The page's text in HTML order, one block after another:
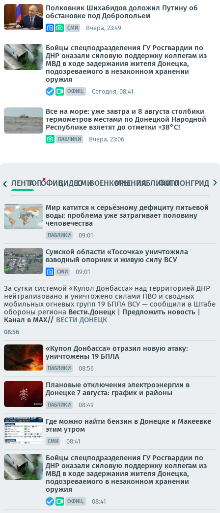
Полковник Шихабидов доложил Путину об
обстановке под Добропольем
СМИ Вчера, 23:49
Бойцы спецподразделения ГУ Росгвардии по
ДНР оказали силовую поддержку коллегам из
МВД в ходе задержания жителя Донецка,
подозреваемого в незаконном хранении
оружия
ОФИЦ. Сегодня, 08:41
Все на море: уже завтра и 8 августа столбики
термометров местами по Донецкой Народной
Республике взлетят до отметки +38°C!
ПАБЛИКИ Вчера, 23:06
ЛЕНТАТОПОФИЦ.ВИДЕОСМИВОЕНКОРЫМНЕНИЯПАБЛИКИ
ФОТОЛОНГРИДЫ
Мир катится к серьёзному дефициту питьевой
воды: проблема уже затрагивает половину
человечества
ПАБЛИКИ 09:01
Сумской области «Тосочка» уничтожила
взводный опорник и живую силу ВСУ
СМИ 09:01
За сутки системой «Купол Донбасса» над территорией ДНР
нейтрализовано и уничтожено силами ПВО и сводных
мобильных огневых групп 19 БПЛА ВСУ — сообщили в Штабе
обороны региона Вести.Донецк | Предложить новость |
Канал в MAX// ВЕСТИ ДОНЕЦК
08:56
«Купол Донбасса» отразил новую атаку:
уничтожены 19 БПЛА
ПАБЛИКИ 08:56
Плановые отключения электроэнергии в
Донецке 7 августа: график и районы
ПАБЛИКИ 08:49
Где можно найти бензин в Донецке и Макеевке
этим утром
СМИ 08:41
Бойцы спецподразделения ГУ Росгвардии по
ДНР оказали силовую поддержку коллегам из
МВД в ходе задержания жителя Донецка,
подозреваемого в незаконном хранении
оружия
ОФИЦ. 08:41